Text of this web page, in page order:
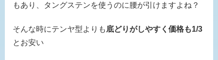
もあり、タングステンを使うのに腰が引けますよね？
そんな時にテンヤ型よりも底どりがしやすく価格も1/3
とお安い